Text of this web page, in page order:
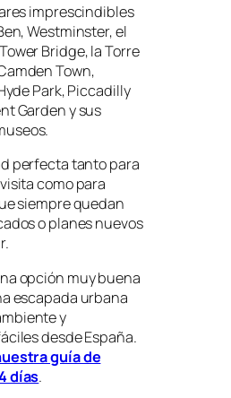
imprescindibles
Westminster, el
Bridge, la Torre
Town,
Park, Piccadilly
Garden y sus
perfecta tanto para
como para
siempre quedan
o planes nuevos
opción muy buena
escapada urbana
y
desde España.
guía de
días.